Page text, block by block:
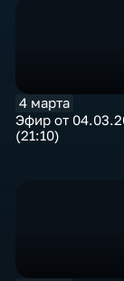
4 марта
Эфир от
(21:10)